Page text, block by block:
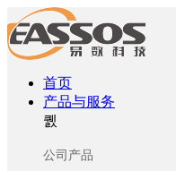
首页
产品与服务
퀤
公司产品